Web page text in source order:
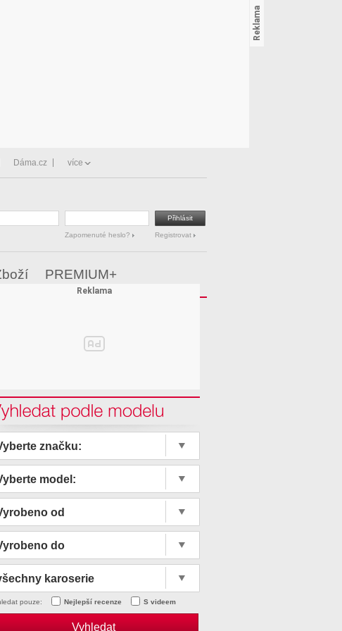
Dáma.cz více
Zapomenuté heslo? Registrovat
PREMIUM+
podle modelu
značku:
model:
od
do
karoserie
pouze: Nejlepší recenze S videem